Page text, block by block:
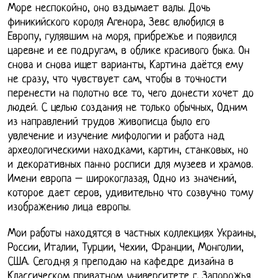
Море неспокойно, оно вздымает валы. Дочь
финикийского короля Агенора, Зевс влюбился в
Европу, гулявшим на моря, прибрежье и появился
царевне и ее подругам, в облике красивого быка. Он
снова и снова ищет варианты, Картина даётся ему
не сразу, что чувствует сам, чтобы в точности
перенести на полотно все то, чего донести хочет до
людей. С целью создания не только обычных, Одним
из направлений трудов живописца было его
увлечение и изучение мифологии и работа над
археологическими находками, картин, станковых, но
и декоративных панно росписи для музеев и храмов.
Имени европа – широкоглазая, Одно из значений,
которое дает серов, удивительно что созвучно тому
изображению лица европы.
Мои работы находятся в частных коллекциях Украины,
России, Италии, Турции, Чехии, Франции, Монголии,
США. Сегодня я преподаю на кафедре дизайна в